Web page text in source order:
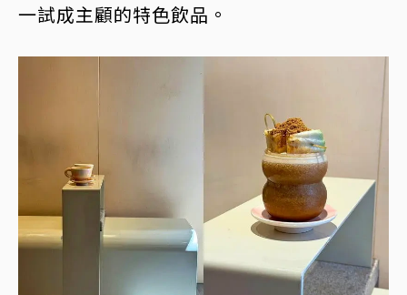
一試成主顧的特色飲品。